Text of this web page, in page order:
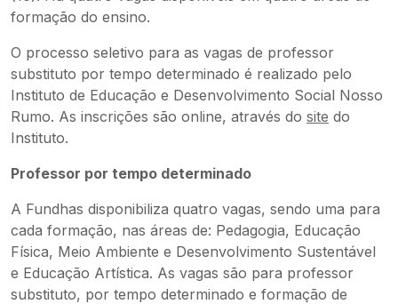
formação do ensino.
O processo seletivo para as vagas de professor
substituto por tempo determinado é realizado pelo
Instituto de Educação e Desenvolvimento Social Nosso
Rumo. As inscrições são online, através do site do
Instituto.
Professor por tempo determinado
A Fundhas disponibiliza quatro vagas, sendo uma para
cada formação, nas áreas de: Pedagogia, Educação
Física, Meio Ambiente e Desenvolvimento Sustentável
e Educação Artística. As vagas são para professor
substituto, por tempo determinado e formação de